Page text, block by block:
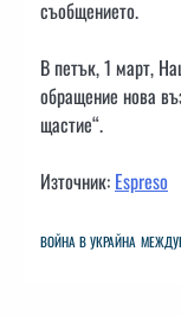
съобщението.
В петък, 1 март,
обращение нова
щастие“.
Източник: Espreso
ВОЙНА В УКРАЙНА